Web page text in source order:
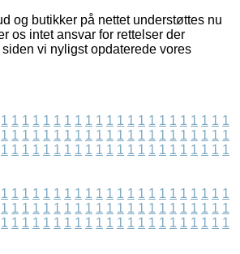
og butikker på nettet understøttes nu
os intet ansvar for rettelser der
vi nyligst opdaterede vores
1 1 1 1 1 1 1 1 1 1 1 1 1 1 1 1 1 1 1 1 1 1
1 1 1 1 1 1 1 1 1 1 1 1 1 1 1 1 1 1 1 1 1 1
1 1 1 1 1 1 1 1 1 1 1 1 1 1 1 1 1 1 1 1 1 1
1 1 1 1 1 1 1 1 1 1 1 1 1 1 1 1 1 1 1 1 1 1
1 1 1 1 1 1 1 1 1 1 1 1 1 1 1 1 1 1 1 1 1 1
1 1 1 1 1 1 1 1 1 1 1 1 1 1 1 1 1 1 1 1 1 1